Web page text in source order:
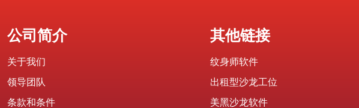
公司简介
关于我们
领导团队
条款和条件
其他链接
纹身师软件
出租型沙龙工位
美黑沙龙软件